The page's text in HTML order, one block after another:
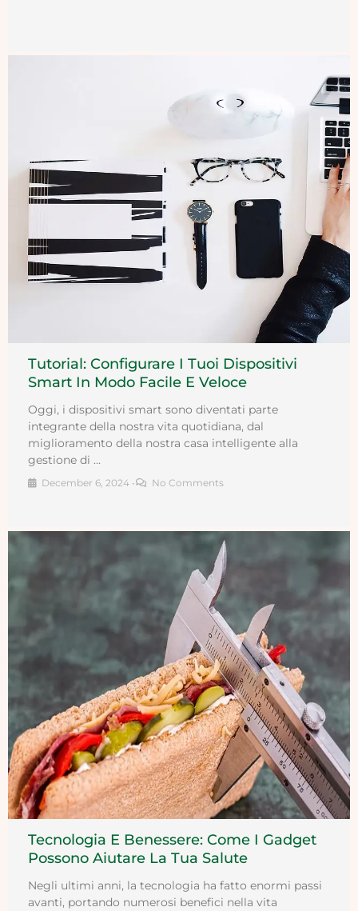
Tutorial: Configurare I Tuoi Dispositivi
Smart In Modo Facile E Veloce
Oggi, i dispositivi smart sono diventati parte
integrante della nostra vita quotidiana, dal
miglioramento della nostra casa intelligente alla
gestione di …
December 6, 2024 • No Comments
Tecnologia E Benessere: Come I Gadget
Possono Aiutare La Tua Salute
Negli ultimi anni, la tecnologia ha fatto enormi passi
avanti, portando numerosi benefici nella vita